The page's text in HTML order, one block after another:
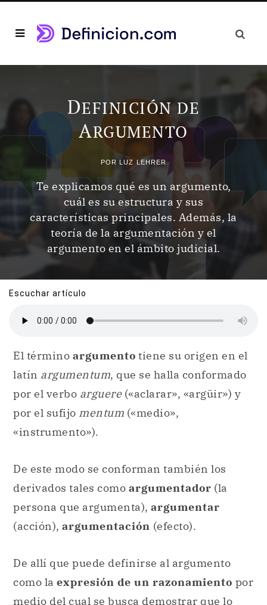
DEFINICIÓN DE
ARGUMENTO
POR LUZ LEHRER
Te explicamos qué es un argumento,
cuál es su estructura y sus
características principales. Además, la
teoría de la argumentación y el
argumento en el ámbito judicial.
Escuchar artículo
El término argumento tiene su origen en el
latín argumentum, que se halla conformado
por el verbo arguere(«aclarar», «argüir») y
por el sufijo mentum («medio»,
«instrumento»).
De este modo se conforman también los
derivados tales como argumentador (la
persona que argumenta), argumentar
(acción), argumentación (efecto).
De allí que puede definirse al argumento
como la expresión de un razonamiento por
medio del cual se busca demostrar que lo